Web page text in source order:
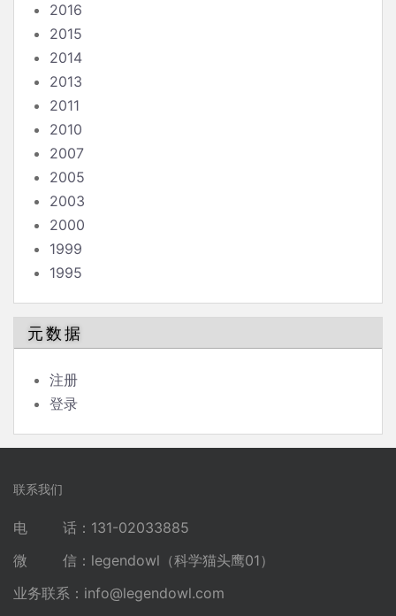
2016
2015
2014
2013
2011
2010
2007
2005
2003
2000
1999
1995
元数据
注册
登录
联系我们
电 话：131-02033885
微 信：legendowl（科学猫头鹰01）
业务联系： info@legendowl.com